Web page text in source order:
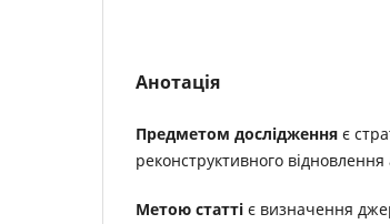
Анотація
Предметом дослідження є
реконструктивного
Метою статті є визначення